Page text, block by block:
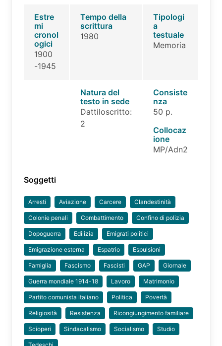
Estre
mi
cronol
ogici
1900
-1945
Tempo della
scrittura
1980
Tipologi
a
testuale
Memoria
Natura del
testo in sede
Dattiloscritto:
2
Consiste
nza
50 p.
Collocaz
ione
MP/Adn2
Soggetti
Arresti Aviazione Carcere Clandestinità
Colonie penali Combattimento Confino di polizia
Dopoguerra Edilizia Emigrati politici
Emigrazione esterna Espatrio Espulsioni
Famiglia Fascismo Fascisti GAP Giornale
Guerra mondiale 1914-18 Lavoro Matrimonio
Partito comunista italiano Politica Povertà
Religiosità Resistenza Ricongiungimento familiare
Scioperi Sindacalismo Socialismo Studio